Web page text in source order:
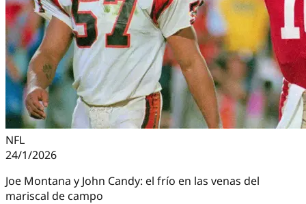
NFL
24/1/2026
Joe Montana y John Candy: el frío en las venas del
mariscal de campo